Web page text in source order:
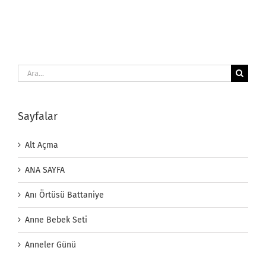
Ara:
Sayfalar
Alt Açma
ANA SAYFA
Anı Örtüsü Battaniye
Anne Bebek Seti
Anneler Günü